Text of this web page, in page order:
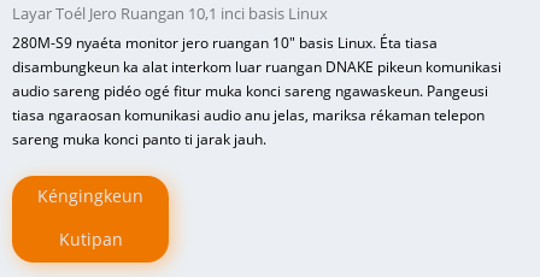
Layar Toél Jero Ruangan 10,1 inci basis Linux
280M-S9 nyaéta monitor jero ruangan 10″ basis Linux. Éta tiasa
disambungkeun ka alat interkom luar ruangan DNAKE pikeun komunikasi
audio sareng pidéo ogé fitur muka konci sareng ngawaskeun. Pangeusi
tiasa ngaraosan komunikasi audio anu jelas, mariksa rékaman telepon
sareng muka konci panto ti jarak jauh.
Kéngingkeun
Kutipan